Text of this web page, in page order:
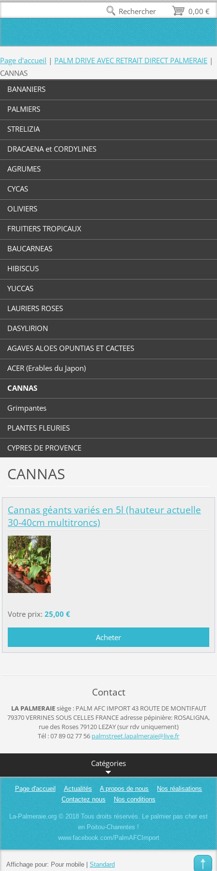
Page d'accueil | PALM DRIVE AVEC RETRAIT DIRECT PALMERAIE |
CANNAS
BANANIERS
PALMIERS
STRELIZIA
DRACAENA et CORDYLINES
AGRUMES
CYCAS
OLIVIERS
FRUITIERS TROPICAUX
BAUCARNEAS
HIBISCUS
YUCCAS
LAURIERS ROSES
DASYLIRION
AGAVES ALOES OPUNTIAS ET CACTEES
ACER (Erables du Japon)
CANNAS
Grimpantes
PLANTES FLEURIES
CYPRES DE PROVENCE
CANNAS
Cannas géants variés en 5l (hauteur actuelle
30-40cm multitroncs)
Votre prix: 25,00 €
Contact
LA PALMERAIEsiège : PALM AFC IMPORT43 ROUTE DE MONTIFAUT
79370 VERRINES SOUS CELLES FRANCEadresse pépinière: ROSALIGNA,
rue des Roses 79120 LEZAY (sur rdv uniquement)
Tél : 07 89 02 77 56 palmstreet.lapalmeraie@live.fr
Catégories
Page d'accueil Actualités A propos de nous
Nos réalisations
Contactez nous
Nos conditions
La-Palmeraie.org © 2018 Tous droits réservés. Le palmier pas cher est
en Poitou-Charentes !
www.facebook.com/PalmAFCImport
Affichage pour: Pour mobile| Standard
0,00 €
Rechercher